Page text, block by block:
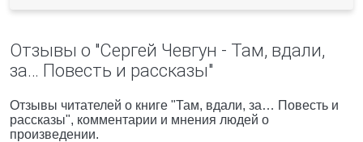
Отзывы о "Сергей Чевгун - Там, вдали,
за… Повесть и рассказы"
Отзывы читателей о книге "Там, вдали, за… Повесть и
рассказы", комментарии и мнения людей о
произведении.